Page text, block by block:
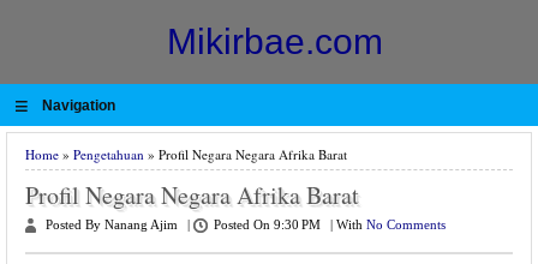
Mikirbae.com
≡ Navigation
Home » Pengetahuan » Profil Negara Negara Afrika Barat
Profil Negara Negara Afrika Barat
Posted By Nanang Ajim Posted On 9:30 PM With No Comments